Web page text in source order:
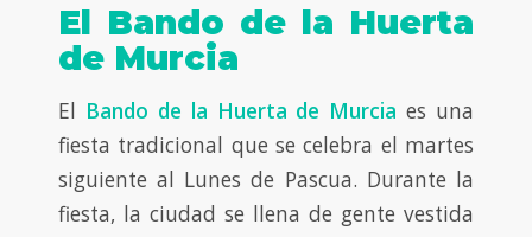
El Bando de la Huerta
de Murcia
El Bando de la Huerta de Murcia es una
fiesta tradicional que se celebra el martes
siguiente al Lunes de Pascua. Durante la
fiesta, la ciudad se llena de gente vestida